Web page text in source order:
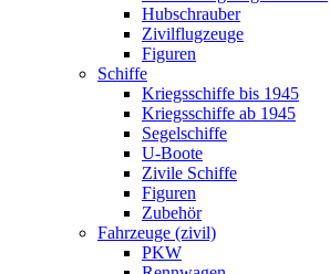
Hubschrauber
Zivilflugzeuge
Figuren
Schiffe
Kriegsschiffe bis 1945
Kriegsschiffe ab 1945
Segelschiffe
U-Boote
Zivile Schiffe
Figuren
Zubehör
Fahrzeuge (zivil)
PKW